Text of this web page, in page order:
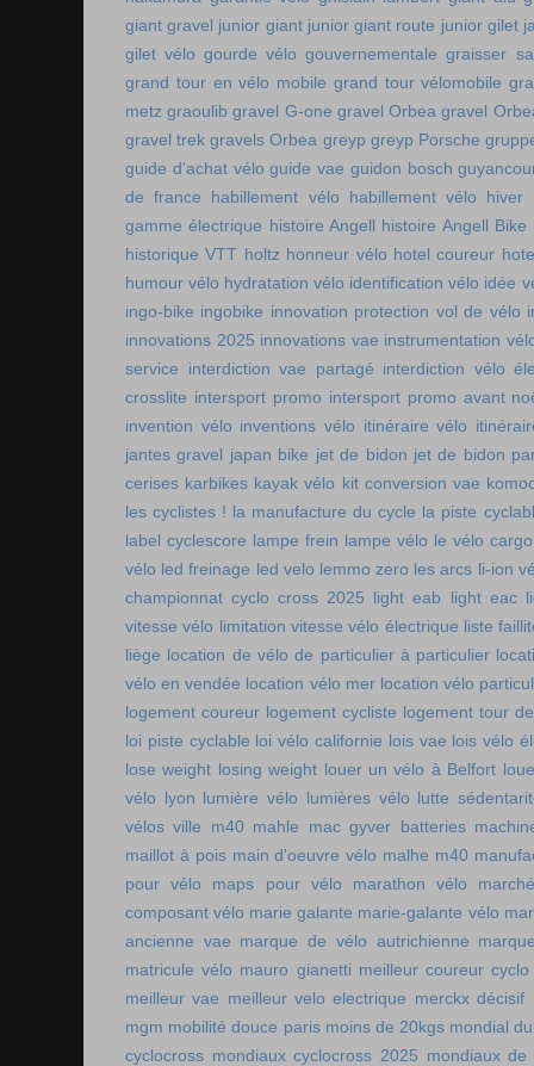
giant gravel junior giant junior giant route junior gilet
gilet vélo gourde vélo gouvernementale graisser
grand tour en vélo mobile grand tour vélomobile
metz graoulib gravel G-one gravel Orbea gravel
gravel trek gravels Orbea greyp greyp Porsche
guide d'achat vélo guide vae guidon bosch
de france
habillement vélo habillement vélo hiver
gamme électrique histoire Angell histoire Angell Bike
historique VTT holtz honneur vélo hotel coureur
humour vélo hydratation vélo identification vélo idée
ingo-bike ingobike innovation protection vol de vélo
innovations 2025 innovations vae instrumentation
service
interdiction vae partagé interdiction vélo
crosslite intersport promo intersport promo avant
invention vélo inventions vélo itinéraire vélo
jantes gravel japan bike jet de bidon jet de bidon
cerises karbikes kayak vélo kit conversion vae
les cyclistes ! la manufacture du cycle la piste
label cyclescore lampe frein lampe vélo le vélo
vélo led freinage led velo lemmo zero les arcs li-ion
championnat cyclo cross 2025 light eab light eac
vitesse vélo limitation vitesse vélo électrique liste
liège location de vélo de particulier à particulier
vélo en vendée location vélo mer location vélo
logement coureur logement cycliste logement tour
loi piste cyclable loi vélo californie lois vae lois vélo
lose weight losing weight louer un vélo à Belfort
vélo lyon lumière vélo lumières vélo lutte
vélos ville
m40 mahle mac gyver batteries
maillot à pois main d'oeuvre vélo malhe m40
pour vélo
maps pour vélo marathon vélo
composant vélo marie galante marie-galante vélo
ancienne vae marque de vélo autrichienne
matricule vélo mauro gianetti meilleur coureur
meilleur vae meilleur velo electrique merckx décisif
mgm mobilité douce paris moins de 20kgs mondial
cyclocross mondiaux cyclocross 2025 mondiaux de